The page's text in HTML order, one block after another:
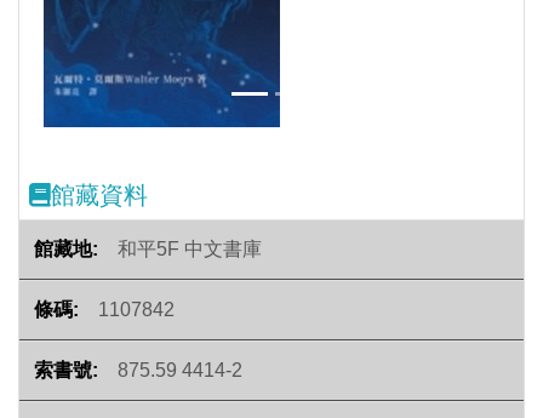
館藏資料
和平5F 中文書庫
1107842
875.59 4414-2